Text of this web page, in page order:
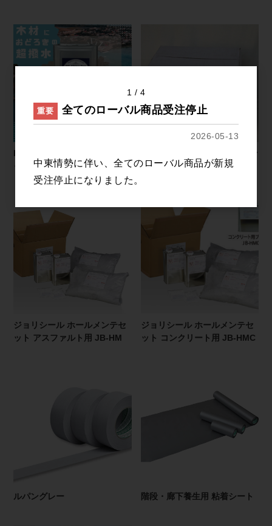
PT-Shine TOP（ピーティーシ
ャイントップ）
ドーロガードキット JC 2(コン
クリート下地用)
ジョリシール ホールメンテセ
ット アスファルト用 JB-HM
ジョリシール ホールメンテセ
ット コンクリート用 JB-HMC
ルパングレー 階段・廊下養生用 粘着シート
1
4
重要
全てのローバル商品受注停止
2026-05-13
中東情勢に伴い、全てのローバル商品が新規
受注停止になりました。